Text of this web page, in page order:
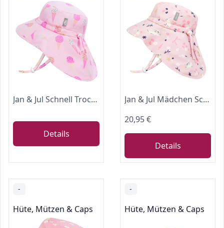
Jan & Jul Schnell Trocknender Baby Sonnenhut für Mädchen mit UV-Schutz UPF 50+ (L: 2-5 Jahre, Rosa Eiscreme)
Details
Jan & Jul Mädchen Schnell trocknender Sonnenhut mit Nackenschutz für Schwimmen, 50+ UPF Hut für Kleinkinder (M: 6-24 Monate, Häschen und Blumen)
20,95 €
Details
-
Hüte, Mützen & Caps
-
Hüte, Mützen & Caps